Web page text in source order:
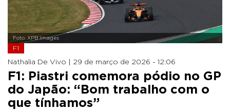
Foto: XPB Images
F1
Nathalia De Vivo | 29 de março de 2026 - 12:06
F1: Piastri comemora pódio no GP
do Japão: “Bom trabalho com o
que tínhamos”